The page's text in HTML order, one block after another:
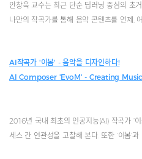
안창욱 교수는 최근 단순 딥러닝 중심의 초
나만의 작곡가를 통해 음악 콘텐츠를 언제,
AI작곡가 '이봄' - 음악을 디자인하다!
AI Composer 'EvoM' - Creating
2016년 국내 최초의 인공지능(AI) 작곡가 ‘
세스 간 연관성을 고찰해 본다. 또한 ‘이봄’